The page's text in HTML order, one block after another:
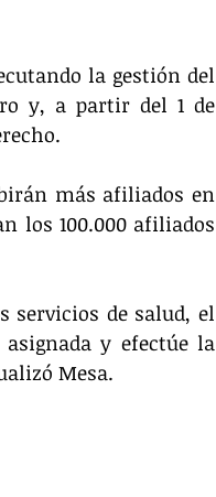
la gestión del
y, a partir del 1 de
más afiliados en
los 100.000 afiliados
servicios de salud, el
y efectúe la
Mesa.